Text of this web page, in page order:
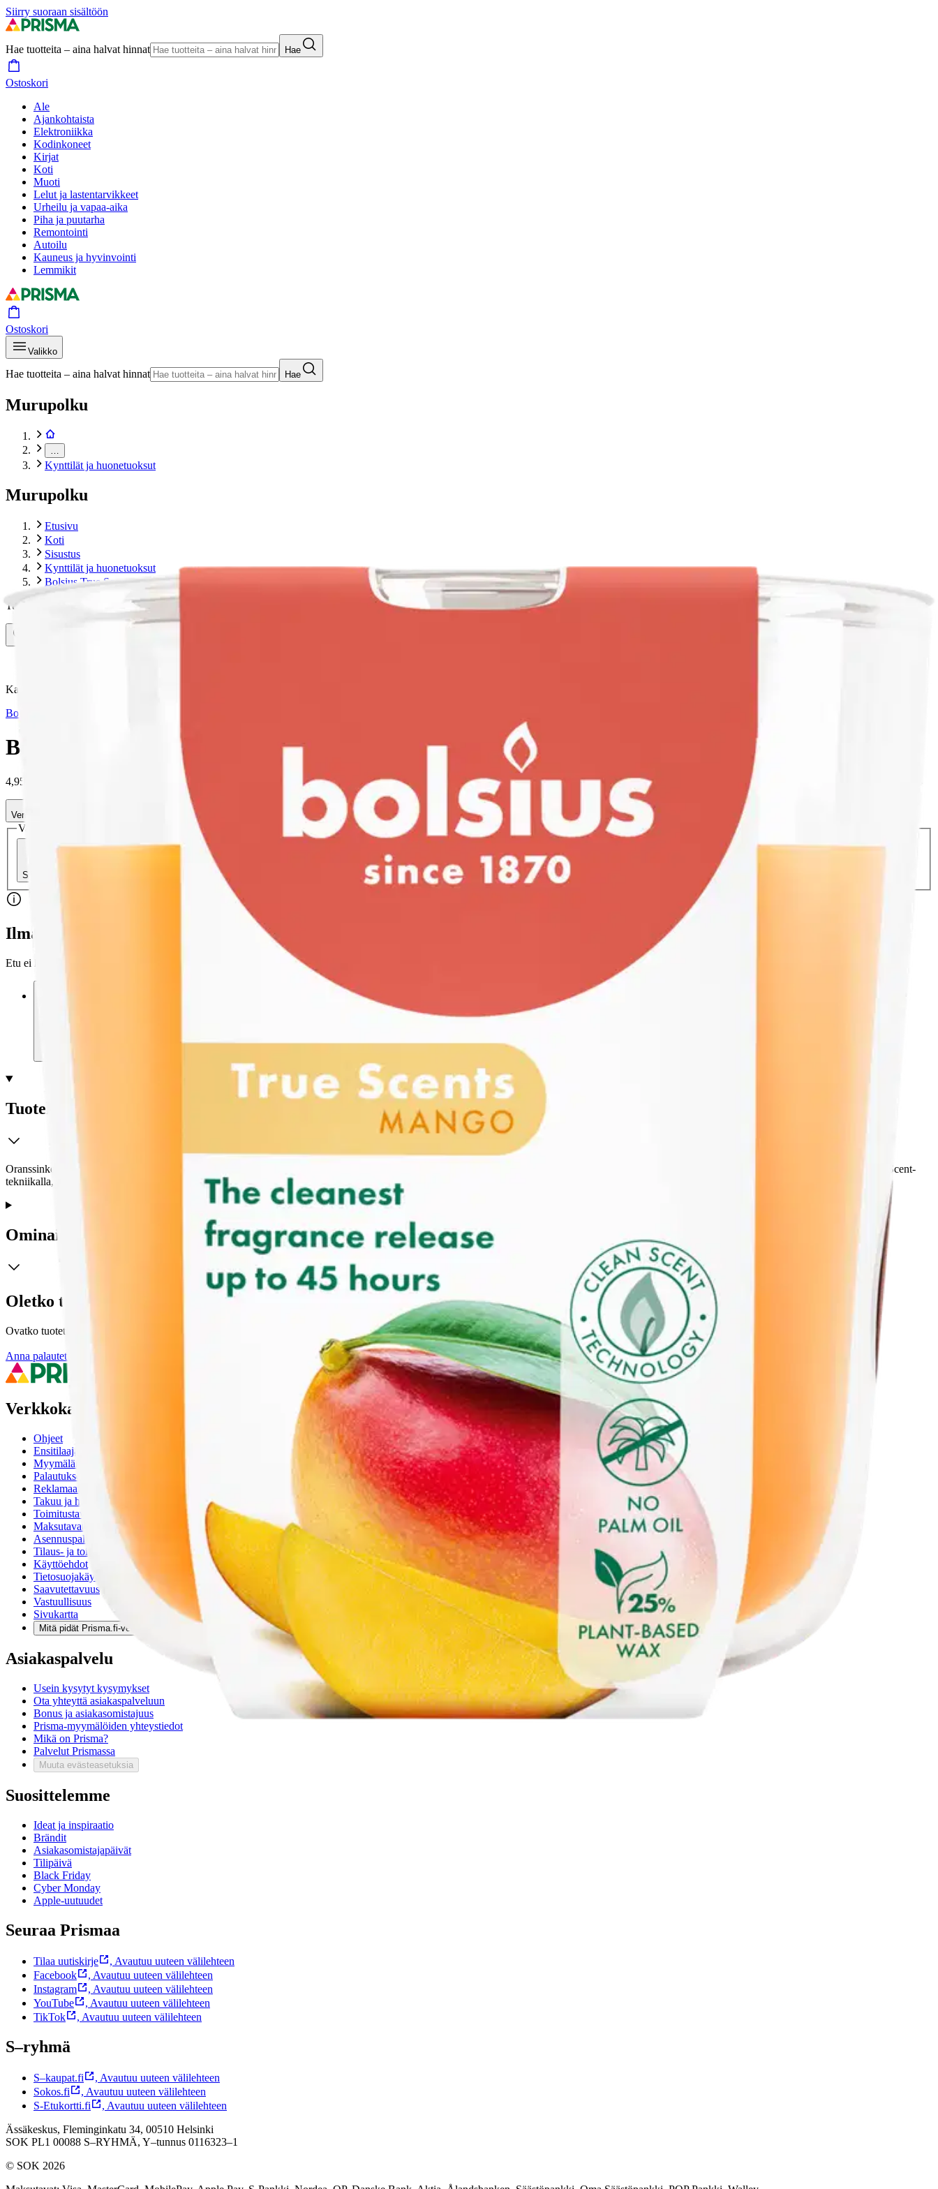
Siirry suoraan sisältöön
Hae tuotteita – aina halvat hinnat Hae
Ostoskori
Ale
Ajankohtaista
Elektroniikka
Kodinkoneet
Kirjat
Koti
Muoti
Lelut ja lastentarvikkeet
Urheilu ja vapaa-aika
Piha ja puutarha
Remontointi
Autoilu
Kauneus ja hyvinvointi
Lemmikit
Ostoskori
Valikko
Hae tuotteita – aina halvat hinnat Hae
Murupolku
Kynttilät ja huonetuoksut
Murupolku
Etusivu
Koti
Sisustus
Kynttilät ja huonetuoksut
Bolsius True Scents – tuoksukynttilä lasissa – Mango – oranssi – suuri
Tuotekuvat- ja videot
Ohita tuotekuva
Karusellin nuolipainikkeet
Bolsius
Bolsius True Scents – tuoksukynttilä lasissa – Mango – oranssi – suuri
4,95 €
Verkkokaupan hinta
Valitse toimitustapa
Siirry valitsemaan myymälä
Ilmainen toimitus yli 100 €:n tilauksille Postin pakettiautomaattiin tai palvelupisteeseen!
Etu ei koske Suuri‑lisäpalvelulla toimitettavia tuotteita.
Tarkista myymäläsaatavuus
Tuotekuvaus
Oranssinkeltainen Bolsius Mango -tuoksukynttilä toimitetaan kirkkaassa lasissa, ja se palaa peräti 45 tuntia. Nauti mangon trooppisesta tuoksusta aivan kuin olisit eksoottisella saarella. Valmistettu CleanScent-
tekniikalla, takaamme puhtaimman tuoksu kokemuksen ja puhtaimman tuoksu vapautuksen. Koe hedelmäisen mangon puhdas tuoksu mukavasti omassa kodissasi.
Ominaisuudet
Oletko tyytyväinen tuotetietoihin?
Ovatko tuotetiedot riittävät? Jos tuotetiedoissa on puutteita tai niitä voisi muuten parantaa, anna palautetta.
Anna palautetta
Verkkokauppa
Ohjeet
Ensitilaajan pikaopas
Myymälänouto
Palautukset
Reklamaatio
Takuu ja huolto
Toimitustavat
Maksutavat
Asennuspalvelut
Tilaus- ja toimitusehdot
Käyttöehdot
Tietosuojakäytäntö
Saavutettavuus
Vastuullisuus
Sivukartta
Mitä pidät Prisma.fi-verkkokaupasta?
Asiakaspalvelu
Usein kysytyt kysymykset
Ota yhteyttä asiakaspalveluun
Bonus ja asiakasomistajuus
Prisma-myymälöiden yhteystiedot
Mikä on Prisma?
Palvelut Prismassa
Muuta evästeasetuksia
Suosittelemme
Ideat ja inspiraatio
Brändit
Asiakasomistajapäivät
Tilipäivä
Black Friday
Cyber Monday
Apple-uutuudet
Seuraa Prismaa
Tilaa uutiskirje , Avautuu uuteen välilehteen
Facebook
, Avautuu uuteen välilehteen
Instagram
, Avautuu uuteen välilehteen
YouTube
, Avautuu uuteen välilehteen
TikTok
, Avautuu uuteen välilehteen
S–ryhmä
S–kaupat.fi , Avautuu uuteen välilehteen
Sokos.fi
, Avautuu uuteen välilehteen
S-Etukortti.fi
, Avautuu uuteen välilehteen
Ässäkeskus, Fleminginkatu 34, 00510 Helsinki
SOK PL1 00088 S–RYHMÄ, Y–tunnus 0116323–1
© SOK 2026